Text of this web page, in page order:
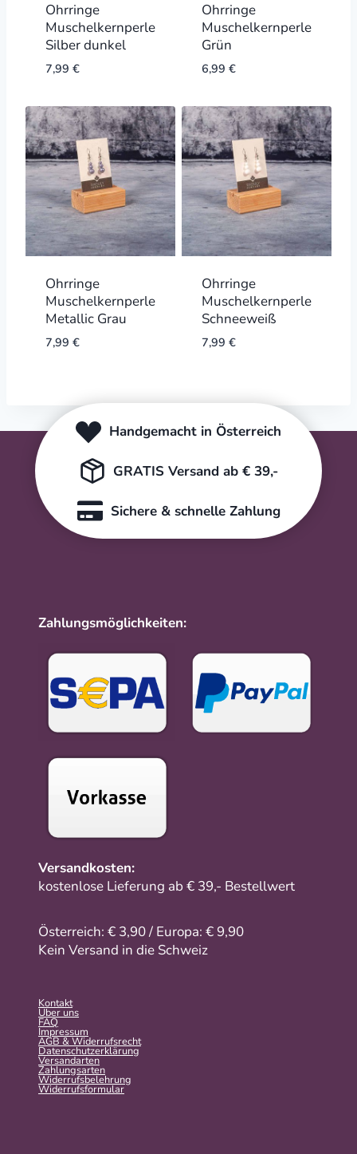
Ohrringe
Muschelkernperle
Silber dunkel
7,99 €
Ohrringe
Muschelkernperle
Grün
6,99 €
Ohrringe
Muschelkernperle
Metallic Grau
7,99 €
Ohrringe
Muschelkernperle
Schneeweiß
7,99 €
Handgemacht in Österreich
GRATIS Versand ab € 39,-
Sichere & schnelle Zahlung
Zahlungsmöglichkeiten:
Versandkosten:
kostenlose Lieferung ab € 39,- Bestellwert
Österreich: € 3,90 / Europa: € 9,90
Kein Versand in die Schweiz
Kontakt
Über uns
FAQ
Impressum
AGB & Widerrufsrecht
Datenschutzerklärung
Versandarten
Zahlungsarten
Widerrufsbelehrung
Widerrufs­formular